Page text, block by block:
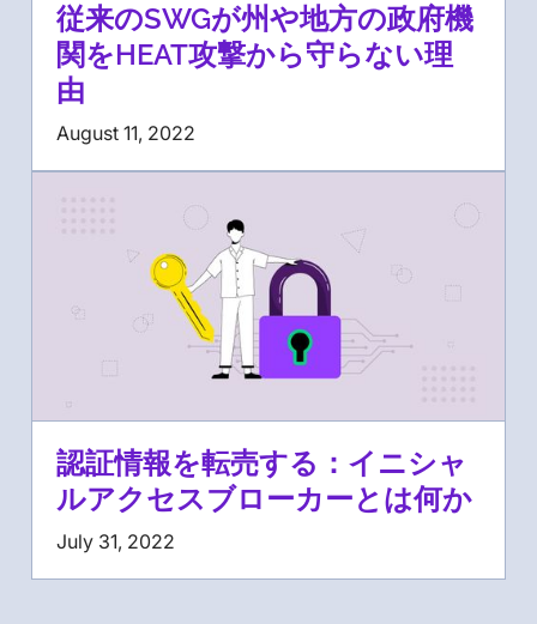
従来のSWGが州や地方の政府機
関をHEAT攻撃から守らない理
由
August 11, 2022
認証情報を転売する：イニシャ
ルアクセスブローカーとは何か
July 31, 2022